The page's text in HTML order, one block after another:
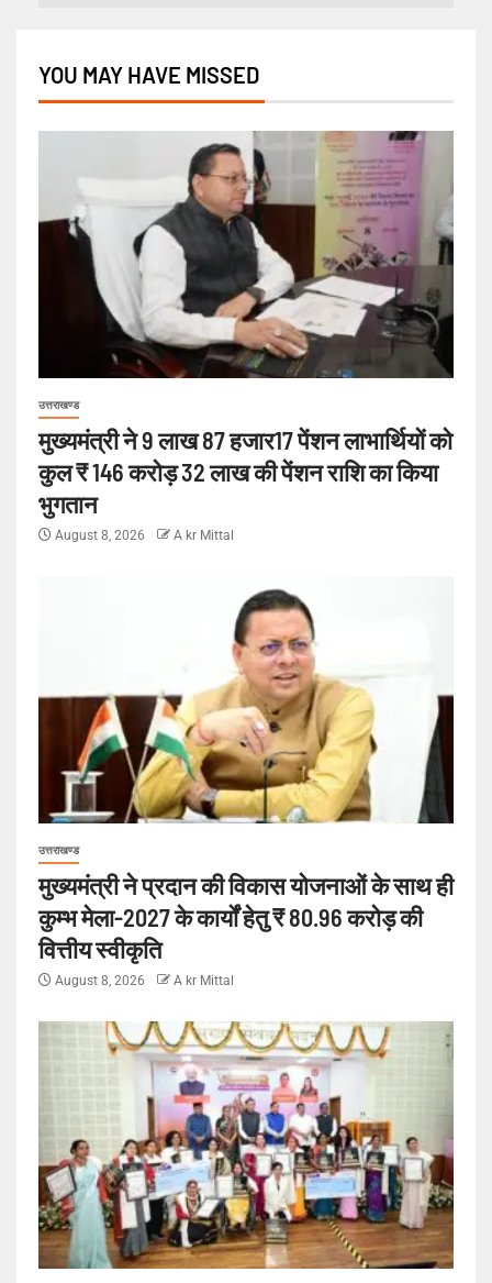
YOU MAY HAVE MISSED
उत्तराखण्ड
मुख्यमंत्री ने 9 लाख 87 हजार17 पेंशन लाभार्थियों को
कुल ₹ 146 करोड़ 32 लाख की पेंशन राशि का किया
भुगतान
August 8, 2026 A kr Mittal
उत्तराखण्ड
मुख्यमंत्री ने प्रदान की विकास योजनाओं के साथ ही
कुम्भ मेला-2027 के कार्यों हेतु ₹ 80.96 करोड़ की
वित्तीय स्वीकृति
August 8, 2026 A kr Mittal